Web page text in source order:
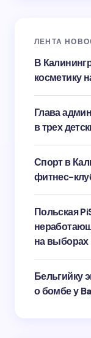
ЛЕНТА
В
косметику
Глава
в трех
Спорт в
фитнес-
Польская
на выборах
Бельгийку
о бомбе у